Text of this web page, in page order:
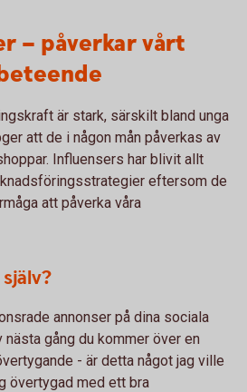
– påverkar vårt
är stark, särskilt bland unga
att de i någon mån påverkas av
Influensers har blivit allt
eftersom de
att påverka våra
annonser på dina sociala
gång du kommer över en
- är detta något jag ville
övertygad med ett bra